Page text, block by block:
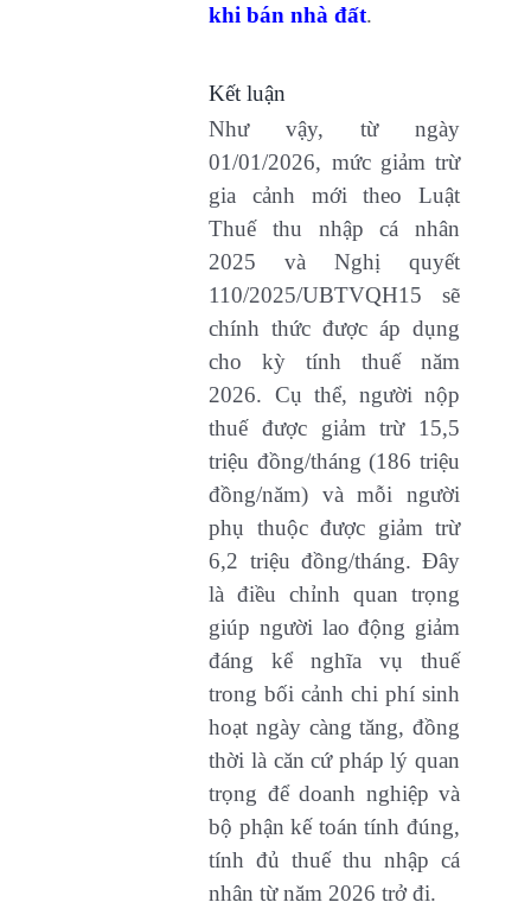
khi bán nhà đất.
Kết luận
Như vậy, từ ngày
01/01/2026, mức giảm trừ
gia cảnh mới theo Luật
Thuế thu nhập cá nhân
2025 và Nghị quyết
110/2025/UBTVQH15 sẽ
chính thức được áp dụng
cho kỳ tính thuế năm
2026. Cụ thể, người nộp
thuế được giảm trừ 15,5
triệu đồng/tháng (186 triệu
đồng/năm) và mỗi người
phụ thuộc được giảm trừ
6,2 triệu đồng/tháng. Đây
là điều chỉnh quan trọng
giúp người lao động giảm
đáng kể nghĩa vụ thuế
trong bối cảnh chi phí sinh
hoạt ngày càng tăng, đồng
thời là căn cứ pháp lý quan
trọng để doanh nghiệp và
bộ phận kế toán tính đúng,
tính đủ thuế thu nhập cá
nhân từ năm 2026 trở đi.